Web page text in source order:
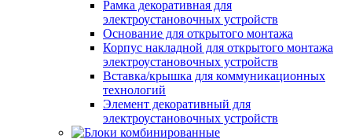
Рамка декоративная для
электроустановочных устройств
Основание для открытого монтажа
Корпус накладной для открытого монтажа
электроустановочных устройств
Вставка/крышка для коммуникационных
технологий
Элемент декоративный для
электроустановочных устройств